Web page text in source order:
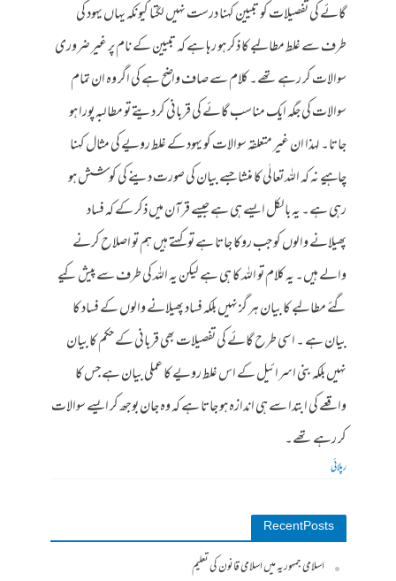
گائے کی تفصیلات کو تبیین کہنا درست نہیں لگتا کیونکہ یہاں یہود کی
طرف سے غلط مطالبے کا ذکر ہو رہا ہے کہ تبیین کے نام پر غیر ضروری
سوالات کر رہے تھے۔ کلام سے صاف واضح ہے کی اگر وہ ان تمام
سوالات کی جگہ ایک مناسب گائے کی قربانی کر دیتے تو مطالبہ پورا ہو
جاتا۔ لہذا ان غیر متعلقہ سوالات کو یہود کے غلط رویے کی مثال کہنا
چاہیے نہ کہ اللہ تعالٰی کا منشا جسے بیان کی صورت دینے کی کوشش ہو
رہی ہے۔ یہ بالکل ایسے ہی ہے جیسے قرآن میں ذکر کے کہ فساد
پھیلانے والوں کو جب روکا جاتا ہے تو کہتے ہیں ہم تو اصلاح کرنے
والے ہیں۔ یہ کلام تو اللہ کا ہی ہے لیکن یہ اللہ کی طرف سے پیش کیے
گئے مطالبے کا بیان ہر گز نہیں بلکہ فساد پھیلانے والوں کے فساد کا
بیان ہے ۔ اسی طرح گائے کی تفصیلات بھی قربانی کے حکم کا بیان
نہیں بلکہ بنی اسرائیل کے اس غلط رویے کا عملی بیان ہے جس کا
واقعے کی ابتدا سے ہی اندازہ ہو جاتا ہے کہ وہ جان بوجھ کر ایسے سوالات
کر رہے تھے۔
رپلائی
Recent Posts
اسلامی جمہوریہ میں اسلامی قانون کی تعلیم